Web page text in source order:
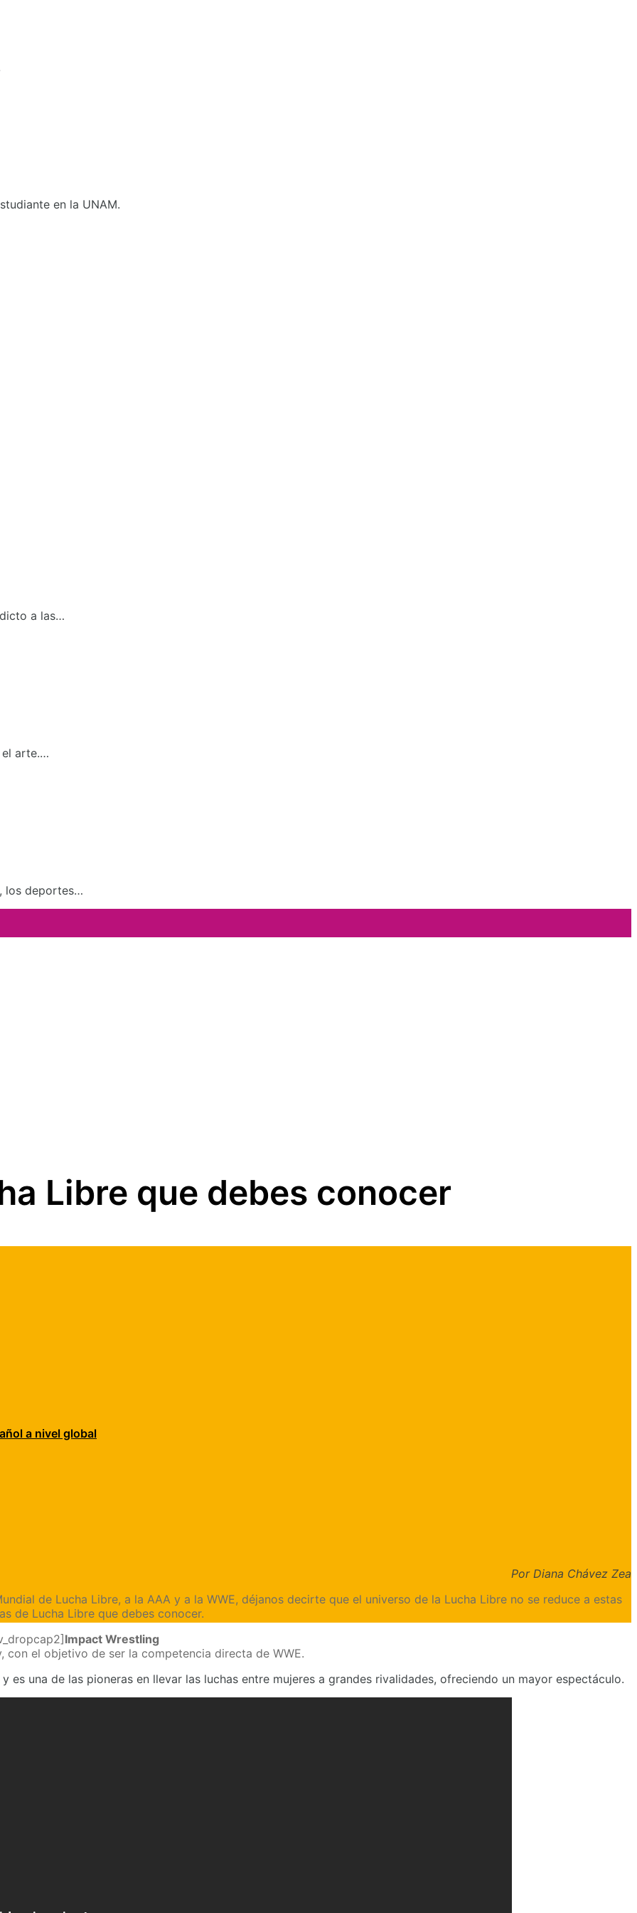
en la UNAM.
a las…
el arte.…
los deportes…
a nivel global
Libre que debes conocer
Por Diana Chávez Zea
de Lucha Libre, a la AAA y a la WWE, déjanos decirte que el universo de la Lucha Libre no se reduce a estas
de Lucha Libre que debes conocer.
Impact Wrestling
el objetivo de ser la competencia directa de WWE.
una de las pioneras en llevar las luchas entre mujeres a grandes rivalidades, ofreciendo un mayor espectáculo.